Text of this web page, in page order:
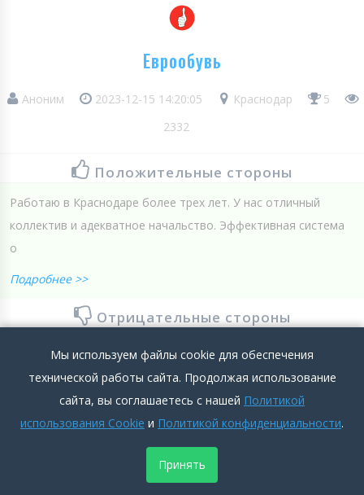
Еврообувь
Аноним 2023-12-15 14:20:05 Краснодар
5
2332
Положительные стороны
Работаю в Краснодаре более трех лет. У нас отличный
коллектив и адекватное начальство. Эффективная система
о
Подробнее >>
Отрицательные стороны
Их нет, мне моя работа очень нравится!
Подробнее >>
0 0 Добавить комментарий
ПОКАЗАТЬ КОММЕНТАРИИ
Мы используем файлы cookie для обеспечения
технической работы сайта. Продолжая использование
сайта, вы соглашаетесь с нашей Политикой
использования Cookie и Политикой конфиденциальности.
Принять